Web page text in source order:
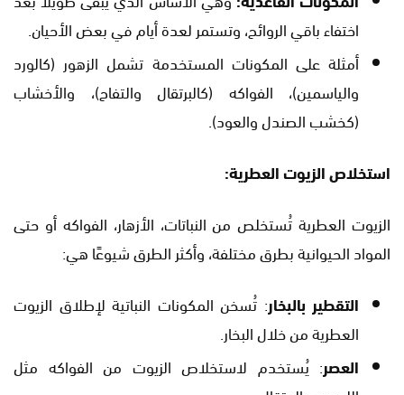
اختفاء باقي الروائح، وتستمر لعدة أيام في بعض الأحيان.
أمثلة على المكونات المستخدمة تشمل الزهور (كالورد
والياسمين)، الفواكه (كالبرتقال والتفاح)، والأخشاب
(كخشب الصندل والعود).
استخلاص الزيوت العطرية:
الزيوت العطرية تُستخلص من النباتات، الأزهار، الفواكه أو حتى
المواد الحيوانية بطرق مختلفة، وأكثر الطرق شيوعًا هي:
التقطير بالبخار: تُسخن المكونات النباتية لإطلاق الزيوت
العطرية من خلال البخار.
العصر: يُستخدم لاستخلاص الزيوت من الفواكه مثل